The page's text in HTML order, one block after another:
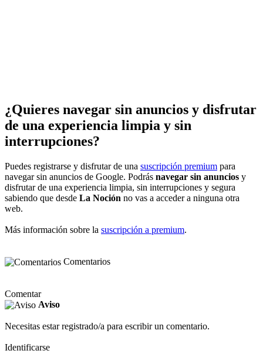
¿Quieres navegar sin anuncios y disfrutar
de una experiencia limpia y sin
interrupciones?
Puedes registrarse y disfrutar de una suscripción premium para
navegar sin anuncios de Google. Podrás navegar sin anuncios y
disfrutar de una experiencia limpia, sin interrupciones y segura
sabiendo que desde La Noción no vas a acceder a ninguna otra
web.
Más información sobre la suscripción a premium.
Comentarios
Comentar
Aviso
Necesitas estar registrado/a para escribir un comentario.
Identificarse